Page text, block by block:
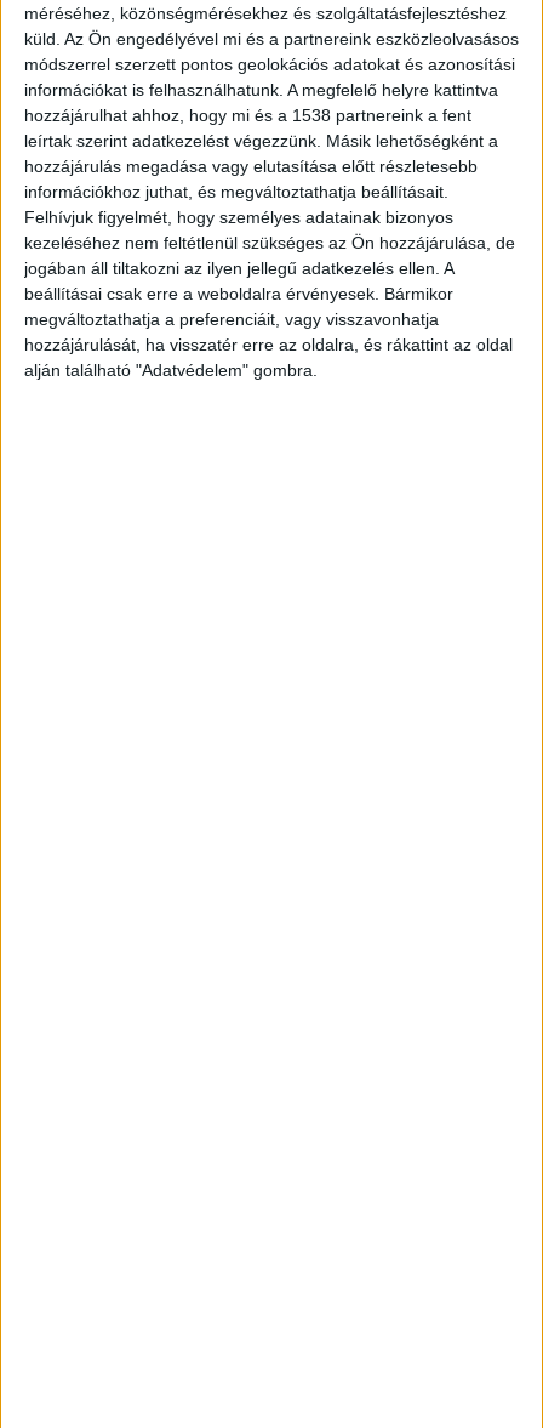
méréséhez, közönségmérésekhez és szolgáltatásfejlesztéshez
küld. Az Ön engedélyével mi és a partnereink eszközleolvasásos
módszerrel szerzett pontos geolokációs adatokat és azonosítási
információkat is felhasználhatunk. A megfelelő helyre kattintva
hozzájárulhat ahhoz, hogy mi és a 1538 partnereink a fent
leírtak szerint adatkezelést végezzünk. Másik lehetőségként a
hozzájárulás megadása vagy elutasítása előtt részletesebb
információkhoz juthat, és megváltoztathatja beállításait.
Felhívjuk figyelmét, hogy személyes adatainak bizonyos
kezeléséhez nem feltétlenül szükséges az Ön hozzájárulása, de
jogában áll tiltakozni az ilyen jellegű adatkezelés ellen. A
beállításai csak erre a weboldalra érvényesek. Bármikor
megváltoztathatja a preferenciáit, vagy visszavonhatja
hozzájárulását, ha visszatér erre az oldalra, és rákattint az oldal
alján található "Adatvédelem" gombra.
büntetőjogi minősítés teljesen megszokott. Egy
ilyen cselekmény ami lényegében az „egy ütés –
esés – fejtrauma – halál” mozzanatokkal
ragadható meg, szinte mindig ilyen büntetőjogi
értékelés, minősítést és büntetés-kiszabási
keretek között mozog.